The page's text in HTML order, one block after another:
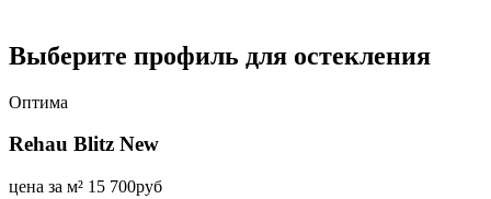
Выберите профиль для остекления
Оптима
Rehau Blitz New
цена за м² 15 700руб